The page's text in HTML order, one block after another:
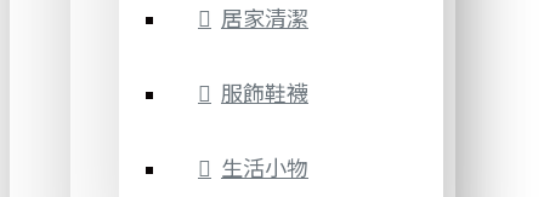
居家清潔
服飾鞋襪
生活小物